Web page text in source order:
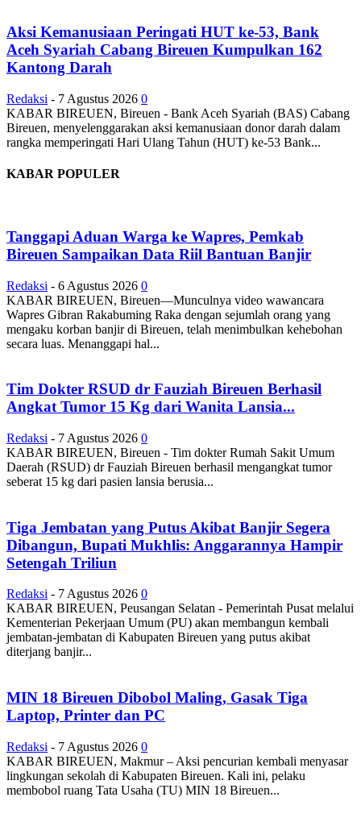
Aksi Kemanusiaan Peringati HUT ke-53, Bank
Aceh Syariah Cabang Bireuen Kumpulkan 162
Kantong Darah
Redaksi - 7 Agustus 2026 0
KABAR BIREUEN, Bireuen - Bank Aceh Syariah (BAS) Cabang
Bireuen, menyelenggarakan aksi kemanusiaan donor darah dalam
rangka memperingati Hari Ulang Tahun (HUT) ke-53 Bank...
KABAR POPULER
Tanggapi Aduan Warga ke Wapres, Pemkab
Bireuen Sampaikan Data Riil Bantuan Banjir
Redaksi - 6 Agustus 2026 0
KABAR BIREUEN, Bireuen—Munculnya video wawancara
Wapres Gibran Rakabuming Raka dengan sejumlah orang yang
mengaku korban banjir di Bireuen, telah menimbulkan kehebohan
secara luas. Menanggapi hal...
Tim Dokter RSUD dr Fauziah Bireuen Berhasil
Angkat Tumor 15 Kg dari Wanita Lansia...
Redaksi - 7 Agustus 2026 0
KABAR BIREUEN, Bireuen - Tim dokter Rumah Sakit Umum
Daerah (RSUD) dr Fauziah Bireuen berhasil mengangkat tumor
seberat 15 kg dari pasien lansia berusia...
Tiga Jembatan yang Putus Akibat Banjir Segera
Dibangun, Bupati Mukhlis: Anggarannya Hampir
Setengah Triliun
Redaksi - 7 Agustus 2026 0
KABAR BIREUEN, Peusangan Selatan - Pemerintah Pusat melalui
Kementerian Pekerjaan Umum (PU) akan membangun kembali
jembatan-jembatan di Kabupaten Bireuen yang putus akibat
diterjang banjir...
MIN 18 Bireuen Dibobol Maling, Gasak Tiga
Laptop, Printer dan PC
Redaksi - 7 Agustus 2026 0
KABAR BIREUEN, Makmur – Aksi pencurian kembali menyasar
lingkungan sekolah di Kabupaten Bireuen. Kali ini, pelaku
membobol ruang Tata Usaha (TU) MIN 18 Bireuen...